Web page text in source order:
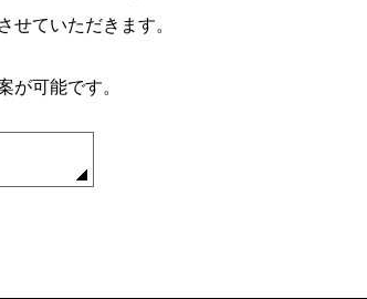
せていただきます。
が可能です。